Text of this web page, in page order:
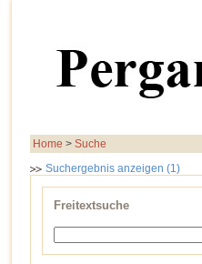
Home > Suche
Suchergebnis anzeigen (1)
Freitextsuche